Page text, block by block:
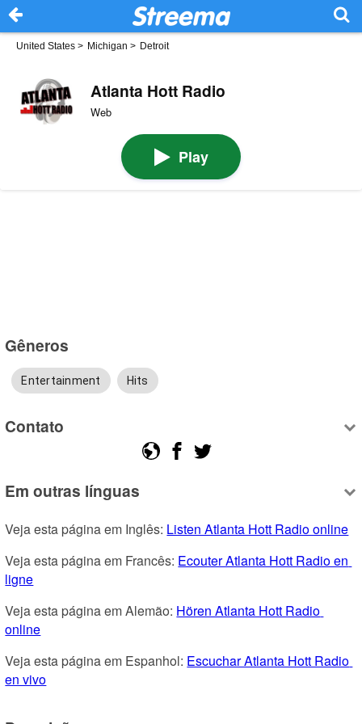
United States > Michigan > Detroit
Atlanta Hott Radio
Web
Play
Gêneros
Entertainment Hits
Contato
Em outras línguas
Veja esta página em Inglês: Listen Atlanta Hott Radio online
Veja esta página em Francês: Ecouter Atlanta Hott Radio en
ligne
Veja esta página em Alemão: Hören Atlanta Hott Radio
online
Veja esta página em Espanhol: Escuchar Atlanta Hott Radio
en vivo